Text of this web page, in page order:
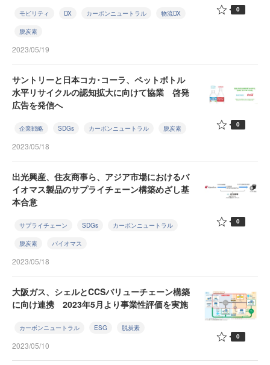
モビリティ DX カーボンニュートラル 物流DX
脱炭素
2023/05/19
0
サントリーと日本コカ･コーラ、ペットボトル
水平リサイクルの認知拡大に向けて協業 啓発
広告を発信へ
企業戦略 SDGs カーボンニュートラル 脱炭素
2023/05/18
0
出光興産、住友商事ら、アジア市場におけるバ
イオマス製品のサプライチェーン構築めざし基
本合意
サプライチェーン SDGs カーボンニュートラル
脱炭素 バイオマス
2023/05/18
0
大阪ガス、シェルとCCSバリューチェーン構築
に向け連携 2023年5月より事業性評価を実施
カーボンニュートラル ESG 脱炭素
2023/05/10
0